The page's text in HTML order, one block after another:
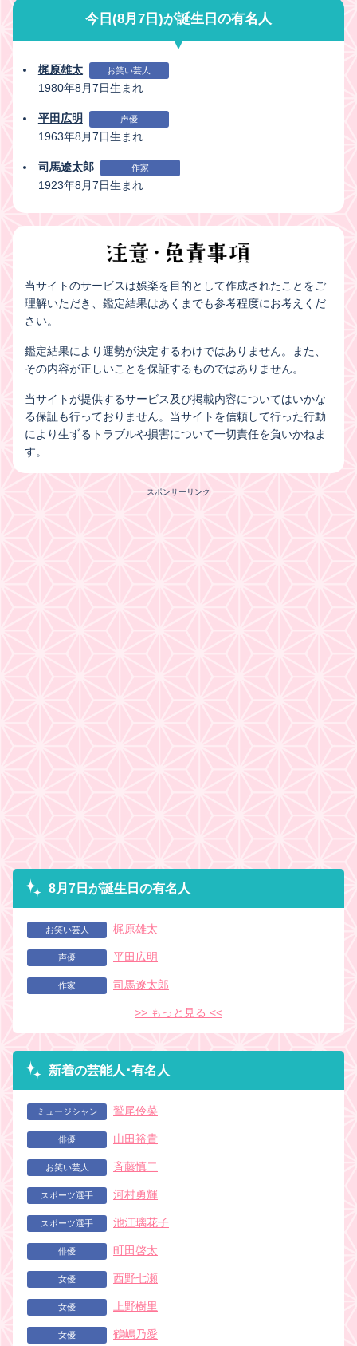
今日(8月7日)が誕生日の有名人
梶原雄太 お笑い芸人
1980年8月7日生まれ
平田広明 声優
1963年8月7日生まれ
司馬遼太郎 作家
1923年8月7日生まれ
当サイトのサービスは娯楽を目的として作成されたことをご
理解いただき、鑑定結果はあくまでも参考程度にお考えくだ
さい。
鑑定結果により運勢が決定するわけではありません。また、
その内容が正しいことを保証するものではありません。
当サイトが提供するサービス及び掲載内容についてはいかな
る保証も行っておりません。当サイトを信頼して行った行動
により生ずるトラブルや損害について一切責任を負いかねま
す。
スポンサーリンク
8月7日が誕生日の有名人
お笑い芸人 梶原雄太
声優 平田広明
作家 司馬遼太郎
>> もっと見る <<
新着の芸能人･有名人
ミュージシャン 鷲尾伶菜
俳優 山田裕貴
お笑い芸人 斉藤慎二
スポーツ選手 河村勇輝
スポーツ選手 池江璃花子
俳優 町田啓太
女優 西野七瀬
女優 上野樹里
女優 鶴嶋乃愛